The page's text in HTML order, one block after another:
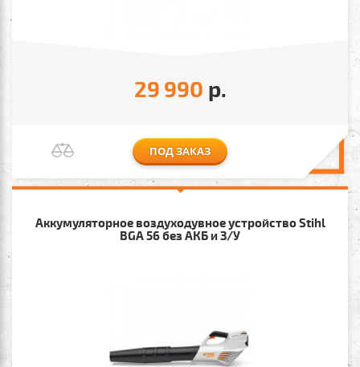
29 990 р.
ПОД ЗАКАЗ
Аккумуляторное воздуходувное устройство Stihl
BGA 56 без АКБ и З/У